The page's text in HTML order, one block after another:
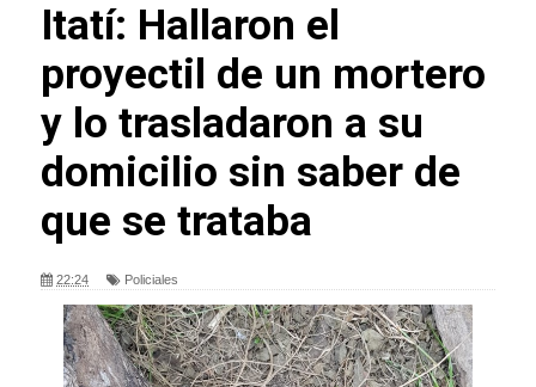
Itatí: Hallaron el
proyectil de un mortero
y lo trasladaron a su
domicilio sin saber de
que se trataba
22:24 Policiales